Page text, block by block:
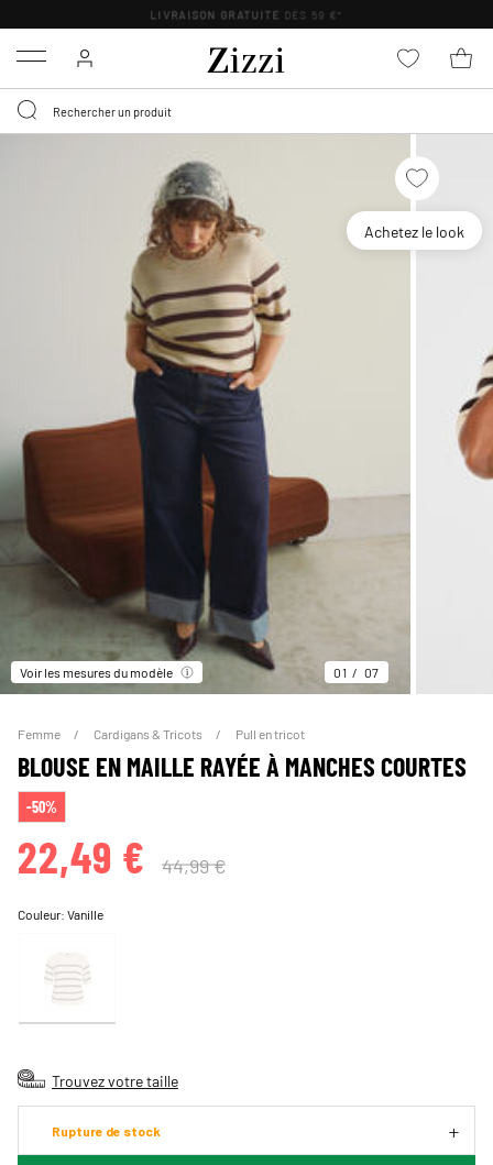
LIVRAISON GRATUITE DÈS 59 €*
Menu
Achetez le look
Voir les mesures du modèle 01 07
Femme Cardigans & Tricots Pull en tricot
BLOUSE EN MAILLE RAYÉE À MANCHES COURTES
-50%
22,49 € 44,99 €
Couleur:Vanille
Trouvez votre taille
Rupture de stock